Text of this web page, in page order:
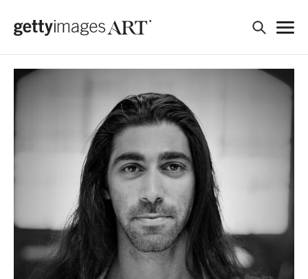
검색
ART WORK
PERFORMANCE
REQUEST
JOIN US